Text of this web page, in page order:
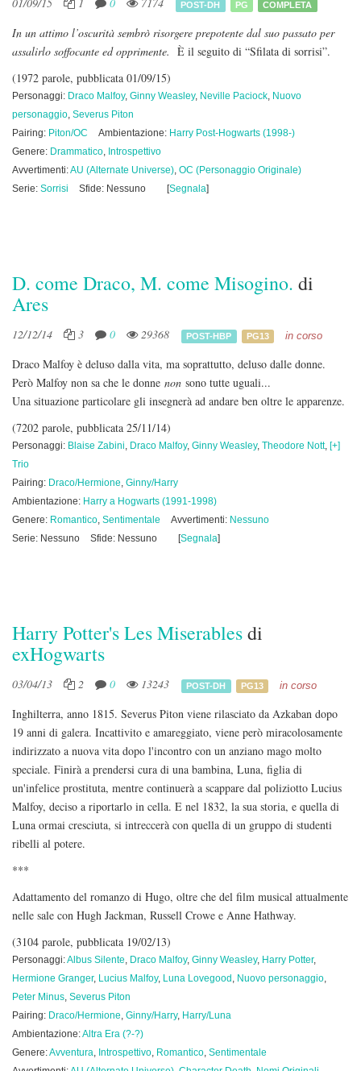
POST-DH PG COMPLETA
In un attimo l’oscurità sembrò risorgere prepotente dal suo passato per
assalirlo soffocante ed opprimente. È il seguito di “Sfilata di sorrisi”.
(1972 parole, pubblicata 01/09/15)
Personaggi: Draco Malfoy, Ginny Weasley, Neville Paciock, Nuovo
personaggio, Severus Piton
Pairing: Piton/OC Ambientazione: Harry Post-Hogwarts (1998-)
Genere: Drammatico, Introspettivo
Avvertimenti:AU (Alternate Universe), OC (Personaggio Originale)
Serie: Sorrisi Sfide: Nessuno [Segnala]
D. come Draco, M. come Misogino. di
Ares
12/12/14 3 0 29368 POST-HBP PG13 in corso
Draco Malfoy è deluso dalla vita, ma soprattutto, deluso dalle donne.
Però Malfoy non sa che le donne non sono tutte uguali...
Una situazione particolare gli insegnerà ad andare ben oltre le apparenze.
(7202 parole, pubblicata 25/11/14)
Personaggi: Blaise Zabini, Draco Malfoy, Ginny Weasley, Theodore Nott, [+]
Trio
Pairing: Draco/Hermione, Ginny/Harry
Ambientazione: Harry a Hogwarts (1991-1998)
Genere: Romantico, Sentimentale Avvertimenti: Nessuno
Serie: Nessuno
Sfide: Nessuno [Segnala]
Harry Potter's Les Miserablesdi
exHogwarts
03/04/13 2 0 13243 POST-DH PG13 in corso
Inghilterra, anno 1815. Severus Piton viene rilasciato da Azkaban dopo
19 anni di galera. Incattivito e amareggiato, viene però miracolosamente
indirizzato a nuova vita dopo l'incontro con un anziano mago molto
speciale. Finirà a prendersi cura di una bambina, Luna, figlia di
un'infelice prostituta, mentre continuerà a scappare dal poliziotto Lucius
Malfoy, deciso a riportarlo in cella. E nel 1832, la sua storia, e quella di
Luna ormai cresciuta, si intreccerà con quella di un gruppo di studenti
ribelli al potere.
***
Adattamento del romanzo di Hugo, oltre che del film musical attualmente
nelle sale con Hugh Jackman, Russell Crowe e Anne Hathway.
(3104 parole, pubblicata 19/02/13)
Personaggi:Albus Silente, Draco Malfoy, Ginny Weasley, Harry Potter,
Hermione Granger, Lucius Malfoy, Luna Lovegood , Nuovo personaggio,
Peter Minus, Severus Piton
Pairing: Draco/Hermione, Ginny/Harry, Harry/Luna
Ambientazione:Altra Era (?-?)
Genere:Avventura, Introspettivo, Romantico, Sentimentale